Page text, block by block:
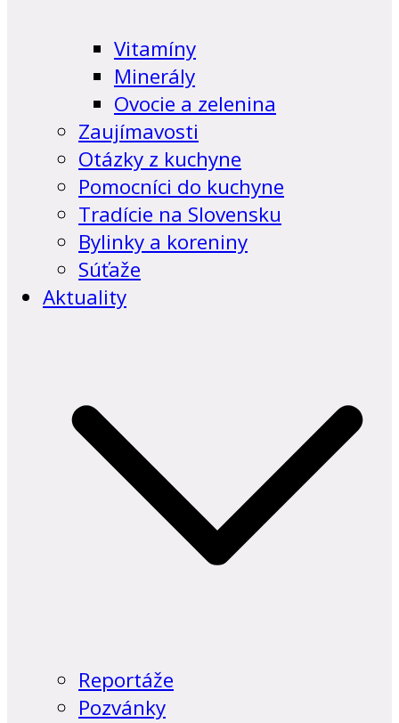
Vitamíny
Minerály
Ovocie a zelenina
Zaujímavosti
Otázky z kuchyne
Pomocníci do kuchyne
Tradície na Slovensku
Bylinky a koreniny
Súťaže
Aktuality
Reportáže
Pozvánky